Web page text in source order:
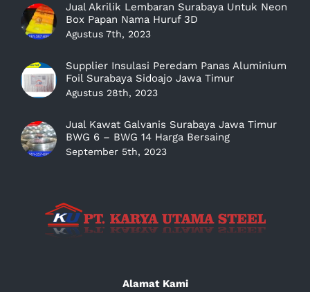
Jual Akrilik Lembaran Surabaya Untuk Neon
Box Papan Nama Huruf 3D
Agustus 7th, 2023
Supplier Insulasi Peredam Panas Aluminium
Foil Surabaya Sidoajo Jawa Timur
Agustus 28th, 2023
Jual Kawat Galvanis Surabaya Jawa Timur
BWG 6 – BWG 14 Harga Bersaing
September 5th, 2023
Alamat Kami